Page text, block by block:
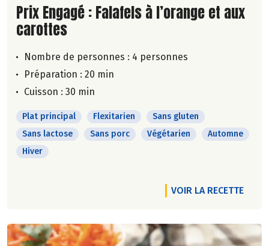
Lire la suite de la recette
Prix Engagé : Falafels à l’orange et aux
carottes
Nombre de personnes : 4 personnes
Préparation : 20 min
Cuisson : 30 min
Plat principal Flexitarien
Sans gluten
Sans lactose
Sans porc Végétarien
Automne
Hiver
VOIR LA RECETTE